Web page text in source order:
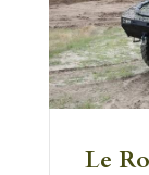
Le